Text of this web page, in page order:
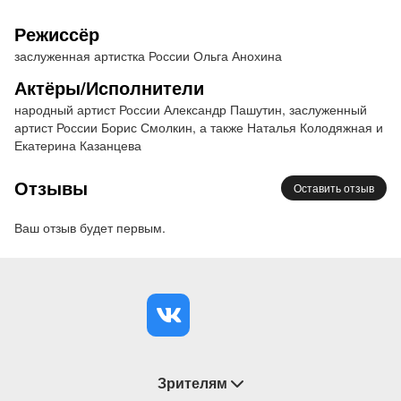
Актерский состав:народный артист России
Александр Пашутин, заслуженный артист России
Борис Смолкин, а также Наталья Колодяжная и
Екатерина Казанцева.
Анохина.
Режиссёр
заслуженная артистка России Ольга Анохина
Актёры/Исполнители
народный артист России Александр Пашутин, заслуженный
артист России Борис Смолкин, а также Наталья Колодяжная и
Екатерина Казанцева
Отзывы Оставить отзыв
Ваш отзыв будет первым.
Зрителям